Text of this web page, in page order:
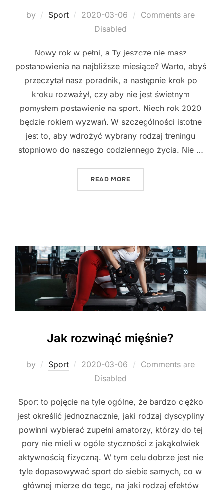
by Sport
Posted
2020-03-06
Comments are
Disabled
Nowy rok w pełni, a Ty jeszcze nie masz
postanowienia na najbliższe miesiące? Warto, abyś
przeczytał nasz poradnik, a następnie krok po
kroku rozważył, czy aby nie jest świetnym
pomysłem postawienie na sport. Niech rok 2020
będzie rokiem wyzwań. W szczególności istotne
jest to, aby wdrożyć wybrany rodzaj treningu
stopniowo do naszego codziennego życia. Nie …
READ MORE
Jak rozwinąć mięśnie?
by Sport
Posted
2020-03-06
Comments are
Disabled
Sport to pojęcie na tyle ogólne, że bardzo ciężko
jest określić jednoznacznie, jaki rodzaj dyscypliny
powinni wybierać zupełni amatorzy, którzy do tej
pory nie mieli w ogóle styczności z jakąkolwiek
aktywnością fizyczną. W tym celu dobrze jest nie
tyle dopasowywać sport do siebie samych, co w
głównej mierze do tego, na jaki rodzaj efektów